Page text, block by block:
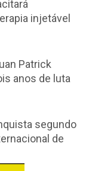
injetável
Patrick
anos de luta
segundo
de